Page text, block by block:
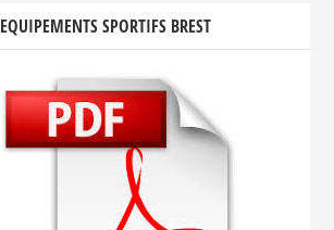
EQUIPEMENTS SPORTIFS BREST